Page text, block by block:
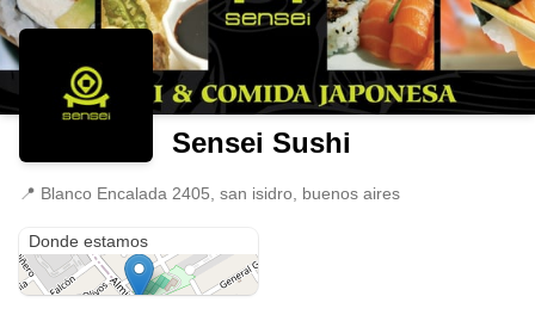
Sensei Sushi
📍 Blanco Encalada 2405, san isidro, buenos aires
Donde estamos